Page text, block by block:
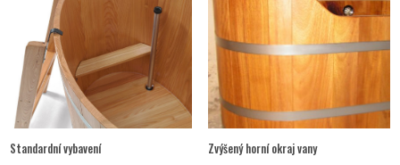
Standardní vybavení Zvýšený horní okraj vany